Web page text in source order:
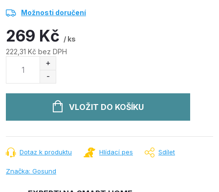
Možnosti doručení
269 Kč / ks
222,31 Kč bez DPH
VLOŽIT DO KOŠÍKU
Dotaz k produktu Hlídací pes Sdílet
Značka: Gosund